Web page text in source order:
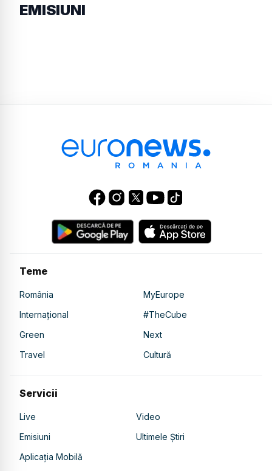
EMISIUNI
Teme
România
MyEurope
Internațional
#TheCube
Green
Next
Travel
Cultură
Servicii
Live
Video
Emisiuni
Ultimele Știri
Aplicația Mobilă